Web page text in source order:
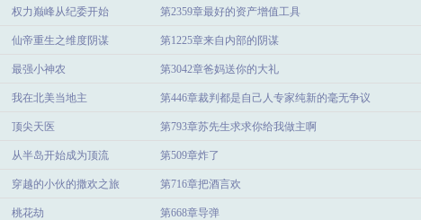
权力巅峰从纪委开始 第2359章最好的资产增值工具
仙帝重生之维度阴谋 第1225章来自内部的阴谋
最强小神农 第3042章爸妈送你的大礼
我在北美当地主 第446章裁判都是自己人专家纯新的毫无争议
顶尖天医 第793章苏先生求求你给我做主啊
从半岛开始成为顶流 第509章炸了
穿越的小伙的撒欢之旅 第716章把酒言欢
桃花劫 第668章导弹